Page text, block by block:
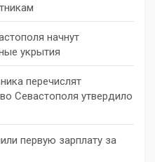
начнут
укрытия
перечислят
Севастополя утвердило
первую зарплату за